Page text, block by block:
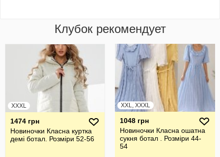
Клубок рекомендует
XXXL
1474 грн
Новиночки Класна куртка
демі ботал. Розміри 52-56
XXL, XXXL
1048 грн
Новиночки Класна ошатна
сукня ботал . Розміри 44-
54